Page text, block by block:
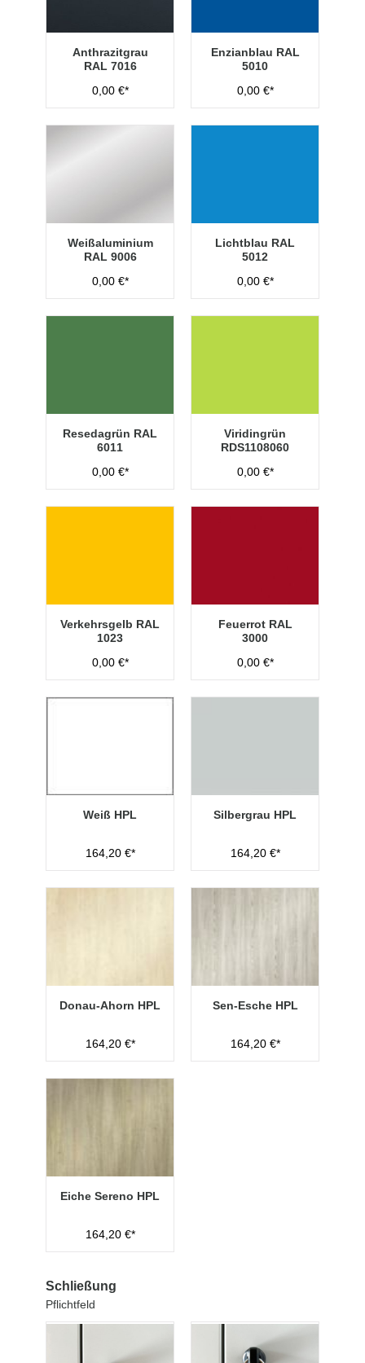
Anthrazitgrau
RAL 7016
0,00 €*
Enzianblau RAL
5010
0,00 €*
Weißaluminium
RAL 9006
0,00 €*
Lichtblau RAL
5012
0,00 €*
Resedagrün RAL
6011
0,00 €*
Viridingrün
RDS1108060
0,00 €*
Verkehrsgelb RAL
1023
0,00 €*
Feuerrot RAL
3000
0,00 €*
Weiß HPL
164,20 €*
Silbergrau HPL
164,20 €*
Donau-Ahorn HPL
164,20 €*
Sen-Esche HPL
164,20 €*
Eiche Sereno HPL
164,20 €*
Schließung
Pflichtfeld